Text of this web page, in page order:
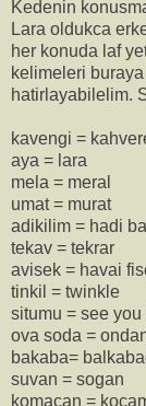
Kedenin
Lara oldukca
her konuda laf
kelimeleri
hatirlayabilelim.
kavengi =
aya = lara
mela = meral
umat = murat
adikilim = hadi
tekav = tekrar
avisek = havai
tinkil = twinkle
situmu = see you
ova soda =
bakaba=
suvan = sogan
komacan =